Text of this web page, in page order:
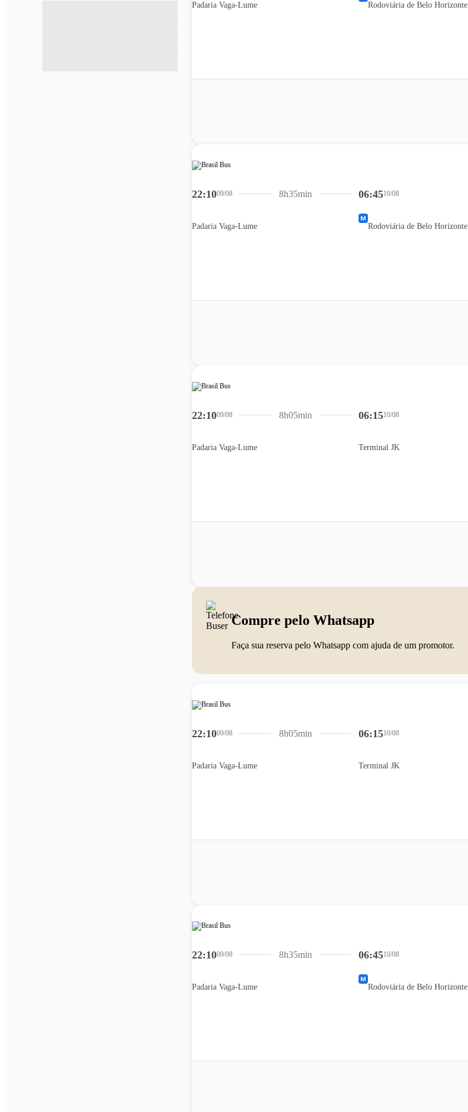
Padaria Vaga-Lume Rodoviária de Belo Horizonte
22:1009/08
Padaria Vaga-Lume
06:4510/08
Rodoviária de Belo Horizonte
8h35min
22:1009/08
Padaria Vaga-Lume
06:1510/08
Terminal JK
8h05min
Compre pelo Whatsapp
Faça sua reserva pelo Whatsapp com ajuda de um promotor.
22:1009/08
Padaria Vaga-Lume
06:1510/08
Terminal JK
8h05min
22:1009/08
Padaria Vaga-Lume
06:4510/08
Rodoviária de Belo Horizonte
8h35min